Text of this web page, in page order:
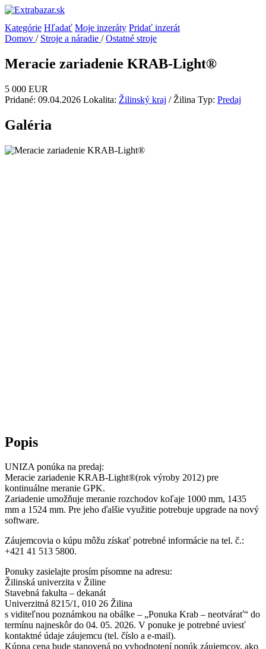
Kategórie Hľadať Moje inzeráty Pridať inzerát
Domov / Stroje a náradie / Ostatné stroje
Meracie zariadenie KRAB-Light®
5 000 EUR
Pridané: 09.04.2026 Lokalita: Žilinský kraj / Žilina Typ: Predaj
Galéria
Popis
UNIZA ponúka na predaj:
Meracie zariadenie KRAB-Light®(rok výroby 2012) pre
kontinuálne meranie GPK.
Zariadenie umožňuje meranie rozchodov koľaje 1000 mm, 1435
mm a 1524 mm. Pre jeho ďalšie využitie potrebuje upgrade na nový
software.
Záujemcovia o kúpu môžu získať potrebné informácie na tel. č.:
+421 41 513 5800.
Ponuky zasielajte prosím písomne na adresu:
Žilinská univerzita v Žiline
Stavebná fakulta – dekanát
Univerzitná 8215/1, 010 26 Žilina
s viditeľnou poznámkou na obálke – „Ponuka Krab – neotvárať“ do
termínu najneskôr do 04. 05. 2026. V ponuke je potrebné uviesť
kontaktné údaje záujemcu (tel. číslo a e-mail).
Kúpna cena bude stanovená po vyhodnotení ponúk záujemcov, ako